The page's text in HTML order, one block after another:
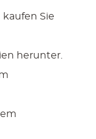
kaufen Sie
herunter.